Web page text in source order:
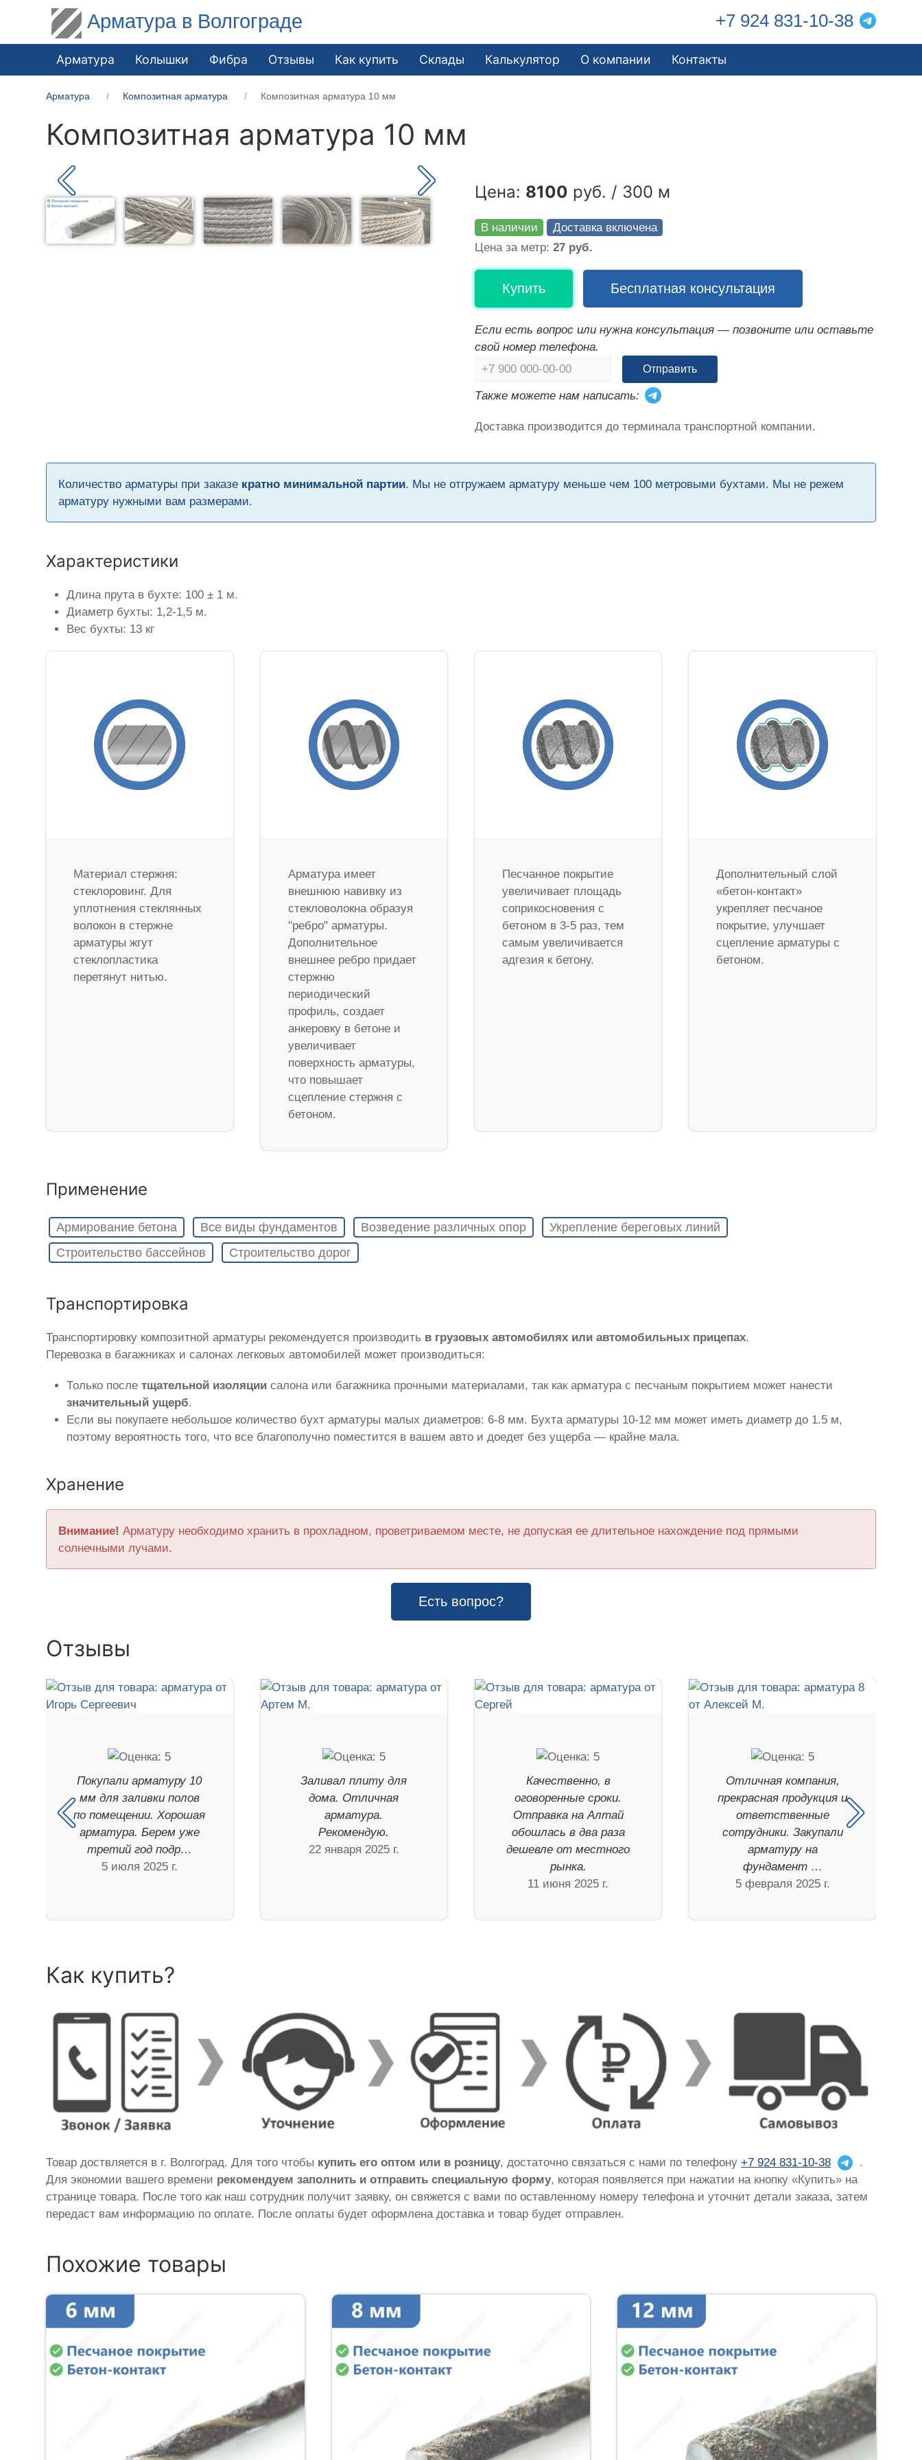
Арматура в Волгограде +7 924 831-10-38
Арматура Колышки Фибра Отзывы Как купить Склады Калькулятор О компании Контакты
Арматура Композитная арматура Композитная арматура 10 мм
Композитная арматура 10 мм
Цена: 8100 руб. / 300 м
В наличии
Доставка включена
Цена за метр: 27 руб.
Купить Бесплатная консультация
Если есть вопрос или нужна консультация — позвоните или оставьте
свой номер телефона.
Отправить
Также можете нам написать:
Доставка производится до терминала транспортной компании.
Количество арматуры при заказе кратно минимальной партии. Мы не отгружаем арматуру меньше чем 100 метровыми бухтами. Мы не режем
арматуру нужными вам размерами.
Характеристики
Длина прута в бухте: 100 ± 1 м.
Диаметр бухты: 1,2-1,5 м.
Вес бухты: 13 кг
Материал стержня:
стеклоровинг. Для
уплотнения стеклянных
волокон в стержне
арматуры жгут
стеклопластика
перетянут нитью.
Арматура имеет
внешнюю навивку из
стекловолокна образуя
"ребро" арматуры.
Дополнительное
внешнее ребро придает
стержню
периодический
профиль, создает
анкеровку в бетоне и
увеличивает
поверхность арматуры,
что повышает
сцепление стержня с
бетоном.
Песчанное покрытие
увеличивает площадь
соприкосновения с
бетоном в 3-5 раз, тем
самым увеличивается
адгезия к бетону.
Дополнительный слой
«бетон-контакт»
укрепляет песчаное
покрытие, улучшает
сцепление арматуры с
бетоном.
Применение
Армирование бетона Все виды фундаментов Возведение различных опор
Укрепление береговых линий
Строительство бассейнов
Строительство дорог
Транспортировка
Транспортировку композитной арматуры рекомендуется производить в грузовых автомобилях или автомобильных прицепах.
Перевозка в багажниках и салонах легковых автомобилей может производиться:
Только послетщательной изоляции салона или багажника прочными материалами, так как арматура с песчаным покрытием может нанести
значительный ущерб.
Если вы покупаете небольшое количество бухт арматуры малых диаметров: 6-8 мм. Бухта арматуры 10-12 мм может иметь диаметр до 1.5 м,
поэтому вероятность того, что все благополучно поместится в вашем авто и доедет без ущерба — крайне мала.
Хранение
Внимание! Арматуру необходимо хранить в прохладном, проветриваемом месте, не допуская ее длительное нахождение под прямыми
солнечными лучами.
Есть вопрос?
Отзывы
Покупали арматуру 10
мм для заливки полов
по помещении. Хорошая
арматура. Берем уже
третий год подр…
5 июля 2025 г.
Заливал плиту для
дома. Отличная
арматура.
Рекомендую.
22 января 2025 г.
Качественно, в
оговоренные сроки.
Отправка на Алтай
обошлась в два раза
дешевле от местного
рынка.
11 июня 2025 г.
Отличная компания,
прекрасная продукция и
ответственные
сотрудники. Закупали
арматуру на
фундамент …
5 февраля 2025 г.
Как купить?
Товар доствляется в г. Волгоград. Для того чтобы купить его оптом или в розницу, достаточно связаться с нами по телефону+7 924 831-10-38
.
Для экономии вашего времени рекомендуем заполнить и отправить специальную форму, которая появляется при нажатии на кнопку «Купить» на
странице товара. После того как наш сотрудник получит заявку, он свяжется с вами по оставленному номеру телефона и уточнит детали заказа, затем
передаст вам информацию по оплате. После оплаты будет оформлена доставка и товар будет отправлен.
Похожие товары